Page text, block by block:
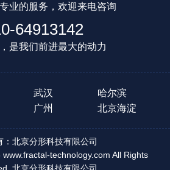
业的服务，欢迎来电咨询
64913142
是我们前进最大的动力
武汉
哈尔滨
广州 北京海淀
：北京分形科技有限公司
technology.com All Rights